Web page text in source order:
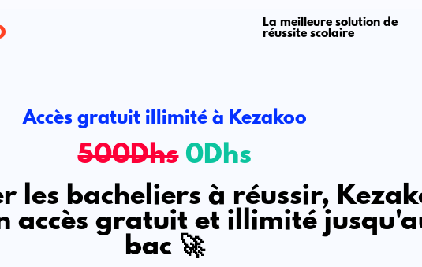
La meilleure solution de
réussite scolaire
Accès gratuit illimité à Kezakoo
500Dhs 0Dhs
les bacheliers à réussir,
accès gratuit et illimité
bac 🚀